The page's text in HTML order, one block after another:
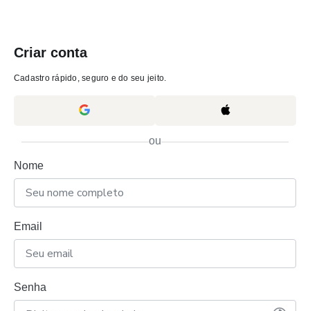
Criar conta
Cadastro rápido, seguro e do seu jeito.
ou
Nome
Email
Senha